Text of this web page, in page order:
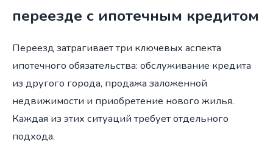
переезде с ипотечным кредитом
Переезд затрагивает три ключевых аспекта
ипотечного обязательства: обслуживание кредита
из другого города, продажа заложенной
недвижимости и приобретение нового жилья.
Каждая из этих ситуаций требует отдельного
подхода.